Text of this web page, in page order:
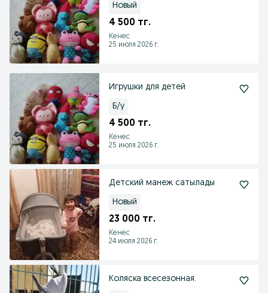
Новый
4 500 тг.
Кенес
25 июля 2026 г.
Игрушки для детей
Б/у
4 500 тг.
Кенес
25 июля 2026 г.
Детский манеж сатылады
Новый
23 000 тг.
Кенес
24 июля 2026 г.
Коляска всесезонная.